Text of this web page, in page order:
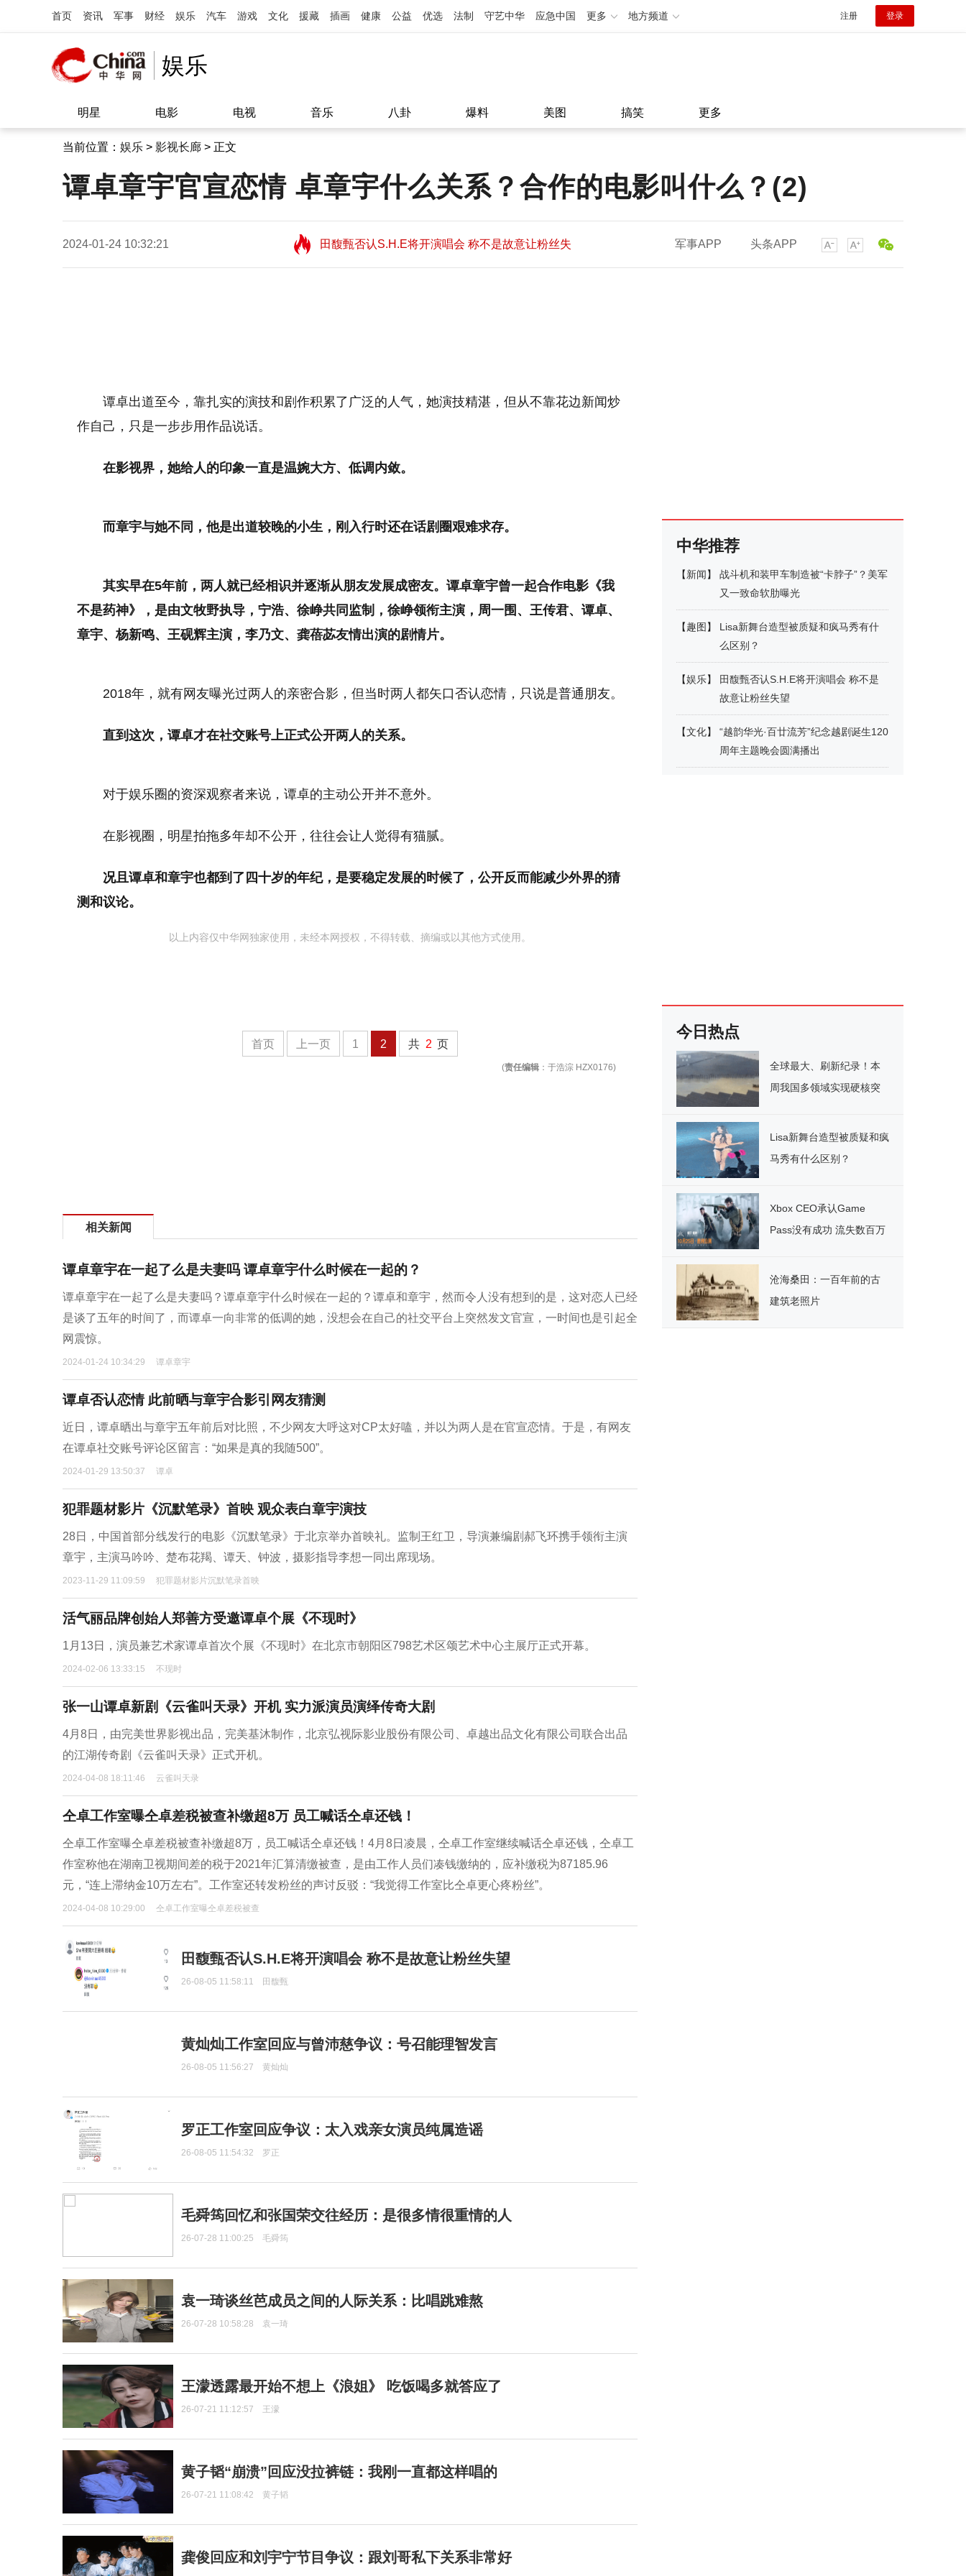
首页 资讯 军事 财经 娱乐 汽车 游戏 文化 援藏 插画 健康 公益 优选 法制 守艺中华 应急中国 更多 地方频道 注册 登录
娱乐
明星 电影 电视 音乐 八卦 爆料 美图 搞笑 更多
当前位置： 娱乐 > 影视长廊 > 正文
谭卓章宇官宣恋情 卓章宇什么关系？合作的电影叫什么？(2)
2024-01-24 10:32:21
田馥甄否认S.H.E将开演唱会 称不是故意让粉丝失
望11:08
田馥甄否认S.H.E将开演唱会 称不是故意让粉丝失
军事APP 头条APP
谭卓出道至今，靠扎实的演技和剧作积累了广泛的人气，她演技精湛，但从不靠花边新闻炒
作自己，只是一步步用作品说话。
在影视界，她给人的印象一直是温婉大方、低调内敛。
而章宇与她不同，他是出道较晚的小生，刚入行时还在话剧圈艰难求存。
其实早在5年前，两人就已经相识并逐渐从朋友发展成密友。谭卓章宇曾一起合作电影《我
不是药神》，是由文牧野执导，宁浩、徐峥共同监制，徐峥领衔主演，周一围、王传君、谭卓、
章宇、杨新鸣、王砚辉主演，李乃文、龚蓓苾友情出演的剧情片。
2018年，就有网友曝光过两人的亲密合影，但当时两人都矢口否认恋情，只说是普通朋友。
直到这次，谭卓才在社交账号上正式公开两人的关系。
对于娱乐圈的资深观察者来说，谭卓的主动公开并不意外。
在影视圈，明星拍拖多年却不公开，往往会让人觉得有猫腻。
况且谭卓和章宇也都到了四十岁的年纪，是要稳定发展的时候了，公开反而能减少外界的猜
测和议论。
以上内容仅中华网独家使用，未经本网授权，不得转载、摘编或以其他方式使用。
首页 上一页 1 2 共 2 页
(责任编辑 ：于浩淙 HZX0176)
相关新闻
谭卓章宇在一起了么是夫妻吗 谭卓章宇什么时候在一起的？
谭卓章宇在一起了么是夫妻吗？谭卓章宇什么时候在一起的？谭卓和章宇，然而令人没有想到的是，这对恋人已经
是谈了五年的时间了，而谭卓一向非常的低调的她，没想会在自己的社交平台上突然发文官宣，一时间也是引起全
网震惊。
2024-01-24 10:34:29 谭卓章宇
谭卓否认恋情 此前晒与章宇合影引网友猜测
近日，谭卓晒出与章宇五年前后对比照，不少网友大呼这对CP太好嗑，并以为两人是在官宣恋情。于是，有网友
在谭卓社交账号评论区留言：“如果是真的我随500”。
2024-01-29 13:50:37 谭卓
犯罪题材影片《沉默笔录》首映 观众表白章宇演技
28日，中国首部分线发行的电影《沉默笔录》于北京举办首映礼。监制王红卫，导演兼编剧郝飞环携手领衔主演
章宇，主演马吟吟、楚布花羯、谭天、钟波，摄影指导李想一同出席现场。
2023-11-29 11:09:59 犯罪题材影片沉默笔录首映
活气丽品牌创始人郑善方受邀谭卓个展《不现时》
1月13日，演员兼艺术家谭卓首次个展《不现时》在北京市朝阳区798艺术区颂艺术中心主展厅正式开幕。
2024-02-06 13:33:15 不现时
张一山谭卓新剧《云雀叫天录》开机 实力派演员演绎传奇大剧
4月8日，由完美世界影视出品，完美基沐制作，北京弘视际影业股份有限公司、卓越出品文化有限公司联合出品
的江湖传奇剧《云雀叫天录》正式开机。
2024-04-08 18:11:46 云雀叫天录
仝卓工作室曝仝卓差税被查补缴超8万 员工喊话仝卓还钱！
仝卓工作室曝仝卓差税被查补缴超8万，员工喊话仝卓还钱！4月8日凌晨，仝卓工作室继续喊话仝卓还钱，仝卓工
作室称他在湖南卫视期间差的税于2021年汇算清缴被查，是由工作人员们凑钱缴纳的，应补缴税为87185.96
元，“连上滞纳金10万左右”。工作室还转发粉丝的声讨反驳：“我觉得工作室比仝卓更心疼粉丝”。
2024-04-08 10:29:00 仝卓工作室曝仝卓差税被查
田馥甄否认S.H.E将开演唱会 称不是故意让粉丝失望
26-08-05 11:58:11 田馥甄
黄灿灿工作室回应与曾沛慈争议：号召能理智发言
26-08-05 11:56:27 黄灿灿
罗正工作室回应争议：太入戏亲女演员纯属造谣
26-08-05 11:54:32 罗正
毛舜筠回忆和张国荣交往经历：是很多情很重情的人
26-07-28 11:00:25 毛舜筠
袁一琦谈丝芭成员之间的人际关系：比唱跳难熬
26-07-28 10:58:28 袁一琦
王濛透露最开始不想上《浪姐》 吃饭喝多就答应了
26-07-21 11:12:57 王濛
黄子韬“崩溃”回应没拉裤链：我刚一直都这样唱的
26-07-21 11:08:42 黄子韬
龚俊回应和刘宇宁节目争议：跟刘哥私下关系非常好
中华推荐
【新闻】
战斗机和装甲车制造被“卡脖子”？美军
又一致命软肋曝光
【趣图 】
Lisa新舞台造型被质疑和疯马秀有什
么区别？
【娱乐】
田馥甄否认S.H.E将开演唱会 称不是
故意让粉丝失望
【文化】
“越韵华光·百廿流芳”纪念越剧诞生120
周年主题晚会圆满播出
今日热点
全球最大、刷新纪录！本
周我国多领域实现硬核突
Lisa新舞台造型被质疑和疯
马秀有什么区别？
Xbox CEO承认Game
Pass没有成功 流失数百万
沧海桑田：一百年前的古
建筑老照片